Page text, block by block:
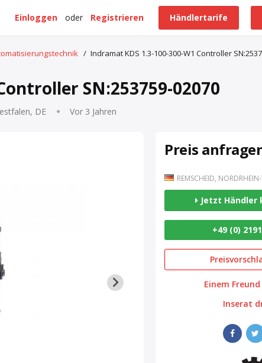
Händlertarife
Registrieren
oder
Einloggen
/ Indramat KDS 1.3-100-300-W1 Controller
SN:253759-02070
DE Vor 3 Jahren
Preis
REMSCHEID,
Jetzt Händler
+49 (0)
Einem
Inserat